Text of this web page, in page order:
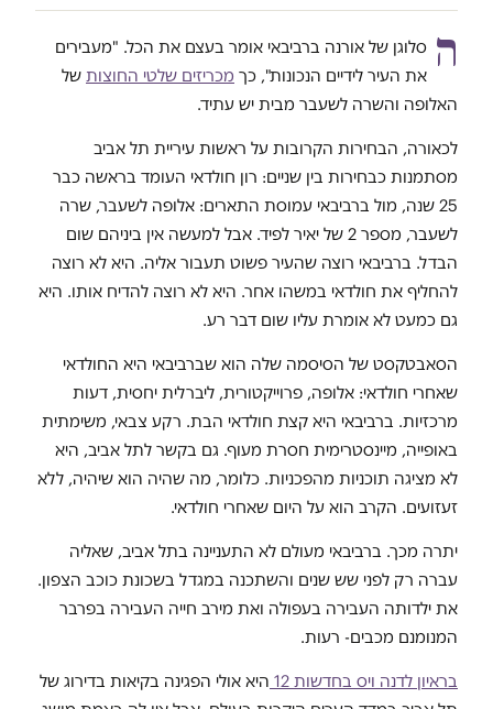
ה סלוגן של אורנה ברביבאי אומר בעצם את הכל. "מעבירים
את העיר לידיים הנכונות", כך מכריזים שלטי החוצות של
האלופה והשרה לשעבר מבית יש עתיד.
לכאורה, הבחירות הקרובות על ראשות עיריית תל אביב
מסתמנות כבחירות בין שניים: רון חולדאי העומד בראשה כבר
25 שנה, מול ברביבאי עמוסת התארים: אלופה לשעבר, שרה
לשעבר, מספר 2 של יאיר לפיד. אבל למעשה אין ביניהם שום
הבדל. ברביבאי רוצה שהעיר פשוט תעבור אליה. היא לא רוצה
להחליף את חולדאי במשהו אחר. היא לא רוצה להדיח אותו. היא
גם כמעט לא אומרת עליו שום דבר רע.
הסאבטקסט של הסיסמה שלה הוא שברביבאי היא החולדאי
שאחרי חולדאי: אלופה, פרוייקטורית, ליברלית יחסית, דעות
מרכזיות. ברביבאי היא קצת חולדאי הבת. רקע צבאי, משימתית
באופייה, מיינסטרימית חסרת מעוף. גם בקשר לתל אביב, היא
לא מציגה תוכניות מהפכניות. כלומר, מה שהיה הוא שיהיה, ללא
זעזועים. הקרב הוא על היום שאחרי חולדאי.
יתרה מכך. ברביבאי מעולם לא התעניינה בתל אביב, שאליה
עברה רק לפני שש שנים והשתכנה במגדל בשכונת כוכב הצפון.
את ילדותה העבירה בעפולה ואת מירב חייה העבירה בפרבר
המנומנם מכבים- רעות.
בראיון לדנה ויס בחדשות 12
היא אולי הפגינה בקיאות בדירוג של